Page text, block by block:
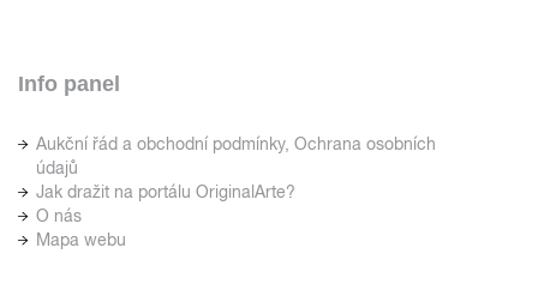
Info panel
Aukční řád a obchodní podmínky, Ochrana osobních
údajů
Jak dražit na portálu OriginalArte?
O nás
Mapa webu